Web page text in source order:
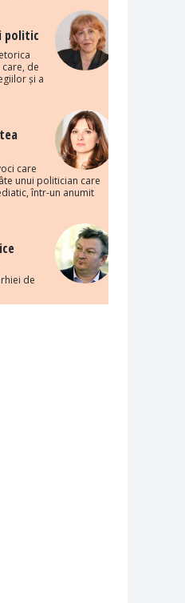
politic
de
și a
care
unui politician care
într-un anumit
de